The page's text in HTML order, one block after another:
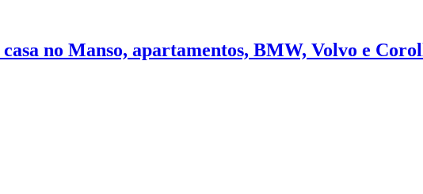
no Manso, apartamentos, BMW, Volvo e